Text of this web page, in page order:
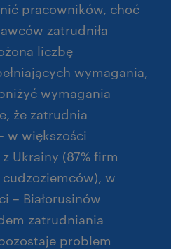
pracowników, choć
zatrudniła
liczbę
wymagania,
wymagania
że zatrudnia
w większości
Ukrainy (87% firm
w
– Białorusinów
zatrudniania
problem